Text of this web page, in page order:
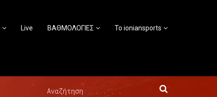
Live ΒΑΘΜΟΛΟΓΙΕΣ Το ioniansports